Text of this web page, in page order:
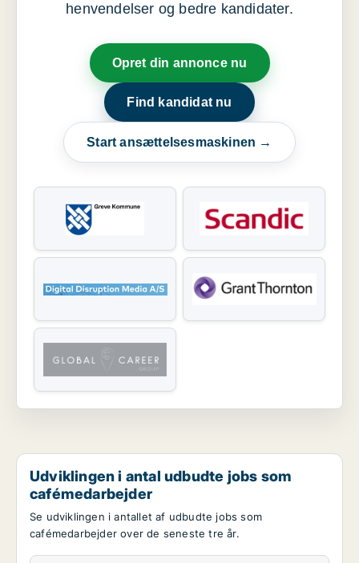
henvendelser og bedre kandidater.
Opret din annonce nu
Find kandidat nu
Start ansættelsesmaskinen →
Udviklingen i antal udbudte jobs som
cafémedarbejder
Se udviklingen i antallet af udbudte jobs som
cafémedarbejder over de seneste tre år.